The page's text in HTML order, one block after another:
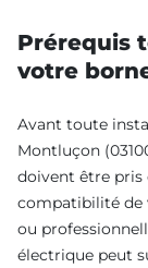
Prérequis
votre
Avant toute
Montluçon
doivent être pris
compatibilité de
ou
électrique peut